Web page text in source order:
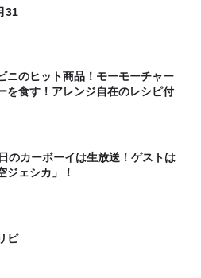
31
ニのヒット商品！モーモーチャー
を食す！アレンジ自在のレシピ付
のカーボーイは生放送！ゲストは
ジェシカ」！
ピ